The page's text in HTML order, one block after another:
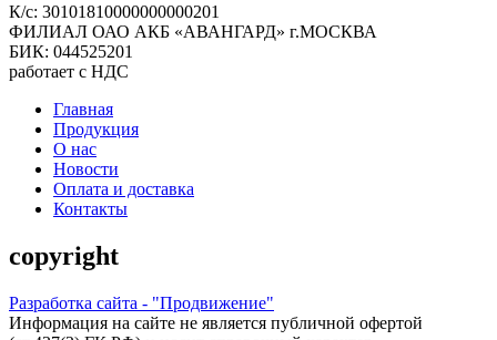
К/с: 30101810000000000201
ФИЛИАЛ ОАО АКБ «АВАНГАРД» г.МОСКВА
БИК: 044525201
работает с НДС
Главная
Продукция
О нас
Новости
Оплата и доставка
Контакты
copyright
Разработка сайта - "Продвижение"
Информация на сайте не является публичной офертой